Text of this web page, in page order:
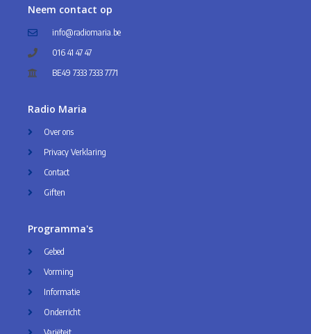
Neem contact op
info@radiomaria.be
016 41 47 47
BE49 7333 7333 7771
Radio Maria
Over ons
Privacy Verklaring
Contact
Giften
Programma's
Gebed
Vorming
Informatie
Onderricht